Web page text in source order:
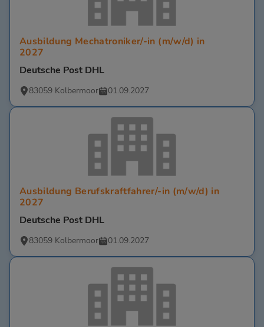
Ausbildung Mechatroniker/-in (m/w/d) in
2027
Deutsche Post DHL
83059 Kolbermoor 01.09.2027
Ausbildung Berufskraftfahrer/-in (m/w/d) in
2027
Deutsche Post DHL
83059 Kolbermoor 01.09.2027